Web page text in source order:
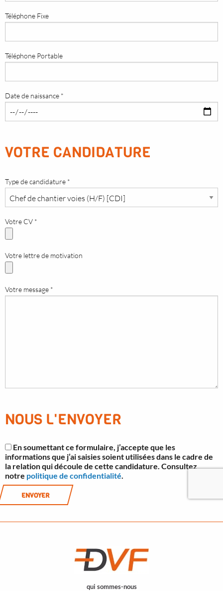
Téléphone Fixe
Téléphone Portable
Date de naissance *
VOTRE CANDIDATURE
Type de candidature *
Votre CV *
Votre lettre de motivation
Votre message *
NOUS L'ENVOYER
En soumettant ce formulaire, j’accepte que les
informations que j’ai saisies soient utilisées dans le cadre de
la relation qui découle de cette candidature. Consultez
notre politique de confidentialité.
ENVOYER
qui sommes-nous